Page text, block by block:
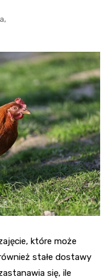
,
które może
stałe dostawy
się, ile